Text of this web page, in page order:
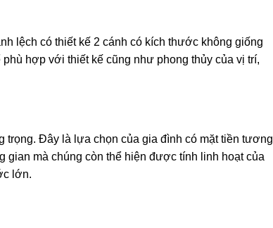
lệch có thiết kế 2 cánh có kích thước không giống
hợp với thiết kế cũng như phong thủy của vị trí,
Đây là lựa chọn của gia đình có mặt tiền tương
gian mà chúng còn thể hiện được tính linh hoạt của
lớn.